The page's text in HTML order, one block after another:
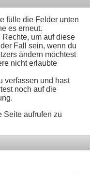
fülle die Felder unten
es erneut.
um auf diese
Fall sein, wenn du
ändern möchtest
nicht erlaubte
verfassen und hast
noch auf die
Seite aufrufen zu